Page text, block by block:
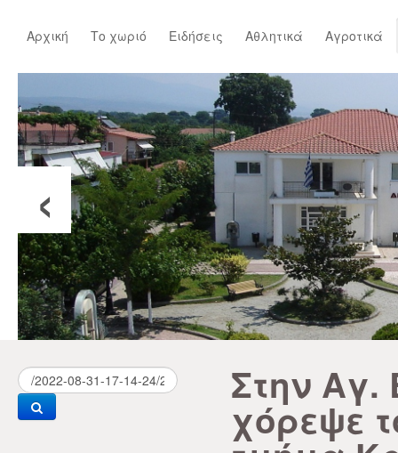
Αρχική Το χωριό Ειδήσεις Αθλητικά Αγροτικά
‹
Στην
χόρεψε